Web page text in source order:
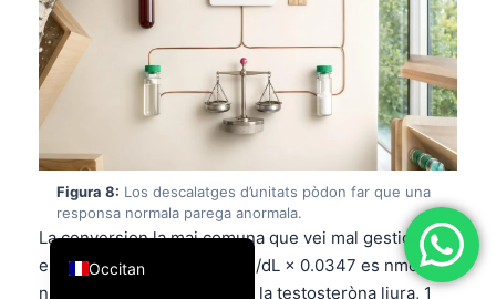
Figura 8: Los descalatges d’unitats pòdon far que una
responsa normala parega anormala.
La conversion la mai comuna que vei mal gestionada
es la testosteròna totala: ng/dL × 0.0347 es nmol/L, e
nmol/L × 28.8 es ng/dL. Per la testosteròna liura, 1
Occitan
English
Deutsch
العربية
Français